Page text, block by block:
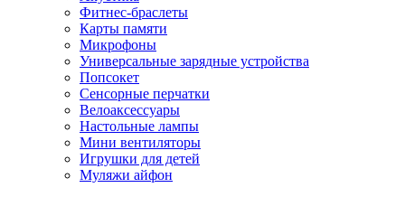
Фитнес-браслеты
Карты памяти
Микрофоны
Универсальные зарядные устройства
Попсокет
Сенсорные перчатки
Велоаксессуары
Настольные лампы
Мини вентиляторы
Игрушки для детей
Муляжи айфон